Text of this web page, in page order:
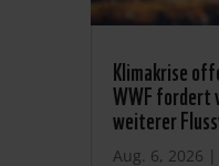
Klimakrise
WWF
weiterer
Aug. 6, 2026 |